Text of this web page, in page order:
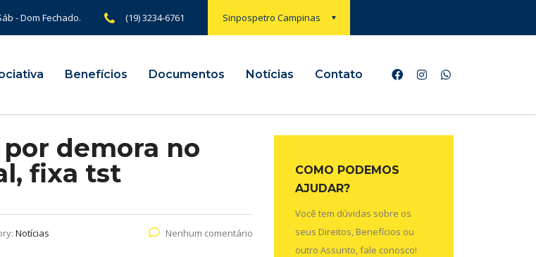
Sinpospetro Campinas
- Dom Fechado. (19) 3234-6761
Benefícios Documentos Notícias Contato
demora no
fixa tst
Notícias Nenhum comentário
COMO PODEMOS
AJUDAR?
Você tem dúvidas sobre os
seus Direitos, Benefícios ou
outro Assunto, fale conosco!